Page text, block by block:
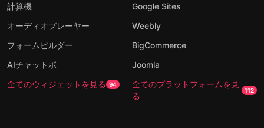
計算機
オーディオプレーヤー
フォームビルダー
AIチャットボ
全てのウィジェットを見る 94
Google Sites
Weebly
BigCommerce
Joomla
全てのプラットフォームを見
る
112